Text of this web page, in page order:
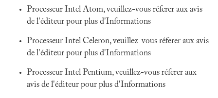
Processeur Intel Atom, veuillez-vous réferer aux avis
de l'éditeur pour plus d'Informations
Processeur Intel Celeron, veuillez-vous réferer aux avis
de l'éditeur pour plus d'Informations
Processeur Intel Pentium, veuillez-vous réferer aux
avis de l'éditeur pour plus d'Informations